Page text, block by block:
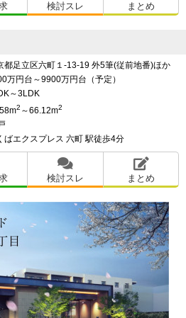
検討スレ まとめ
都足立区六町１-13-19 外5筆(従前地番)ほか
万円台～9900万円台（予定）
～3LDK
2 ～66.12m2
ばエクスプレス 六町 駅徒歩4分
検討スレ まとめ